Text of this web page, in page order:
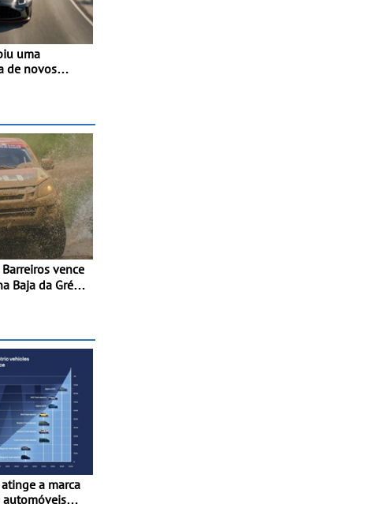
uma
de novos
Baja da Grécia
a marca